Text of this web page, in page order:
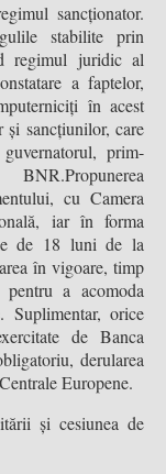
sancționator.
stabilite prin
regimul juridic al
a faptelor,
în acest
și sancțiunilor, care
prim-
cu Camera
iar în forma
de 18 luni de la
în vigoare, timp
a acomoda
Suplimentar, orice
de Banca
derularea
Europene.
și cesiunea de